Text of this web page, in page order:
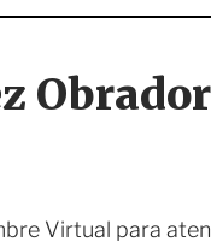
e
i
o
Virtual para